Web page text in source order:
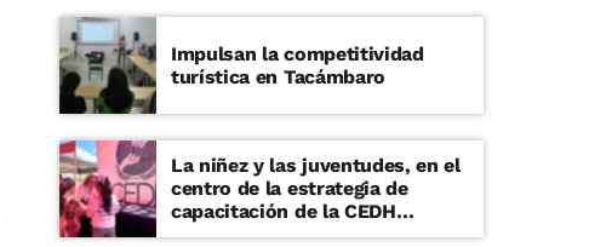
Impulsan la competitividad
turística en Tacámbaro
La niñez y las juventudes, en el
centro de la estrategia de
capacitación de la CEDH
Michoacán